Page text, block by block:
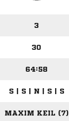
3
30
64:58
S | S | N | S | S
MAXIM KEIL (7)